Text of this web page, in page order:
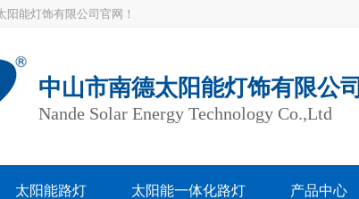
能灯饰有限公司官网！
中山市南德太阳能灯饰有限公司
Nande Solar Energy Technology Co.,Ltd
太阳能路灯 太阳能一体化路灯 产品中心